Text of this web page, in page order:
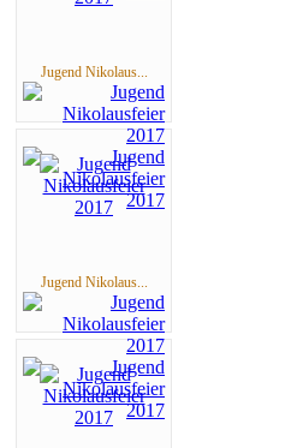
Jugend Nikolaus...
Jugend Nikolaus...